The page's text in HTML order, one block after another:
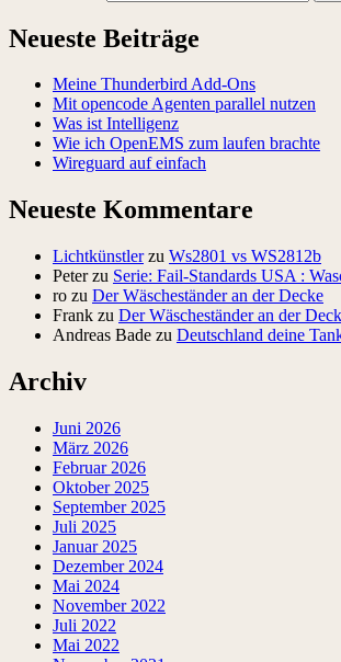
Neueste Beiträge
Meine Thunderbird Add-Ons
Mit opencode Agenten parallel nutzen
Was ist Intelligenz
Wie ich OpenEMS zum laufen brachte
Wireguard auf einfach
Neueste Kommentare
Lichtkünstlerzu Ws2801 vs WS2812b
Peterzu Serie: Fail-Standards USA :
ro zu Der Wäscheständer an der Decke
Frank zu Der Wäscheständer an der
Andreas Bade zu Deutschland deine
Archiv
Juni 2026
März 2026
Februar 2026
Oktober 2025
September 2025
Juli 2025
Januar 2025
Dezember 2024
Mai 2024
November 2022
Juli 2022
Mai 2022